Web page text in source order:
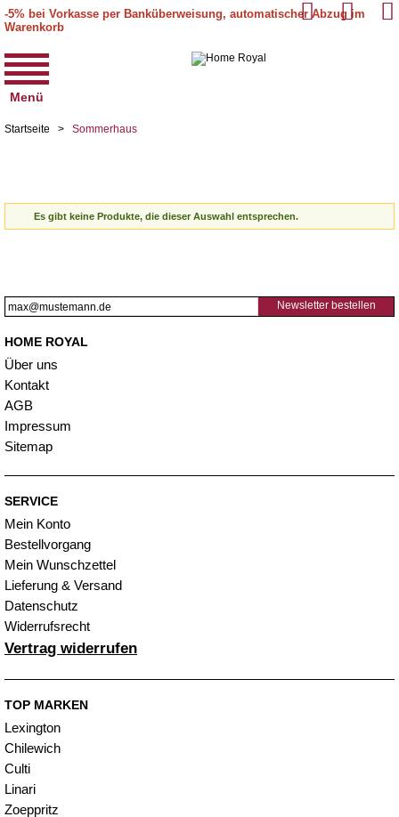
-5% bei Vorkasse per Banküberweisung, automatischer Abzug im
Warenkorb
Menü
Startseite > Sommerhaus
Es gibt keine Produkte, die dieser Auswahl entsprechen.
Newsletter bestellen
HOME ROYAL
Über uns
Kontakt
AGB
Impressum
Sitemap
SERVICE
Mein Konto
Bestellvorgang
Mein Wunschzettel
Lieferung & Versand
Datenschutz
Widerrufsrecht
Vertrag widerrufen
TOP MARKEN
Lexington
Chilewich
Culti
Linari
Zoeppritz